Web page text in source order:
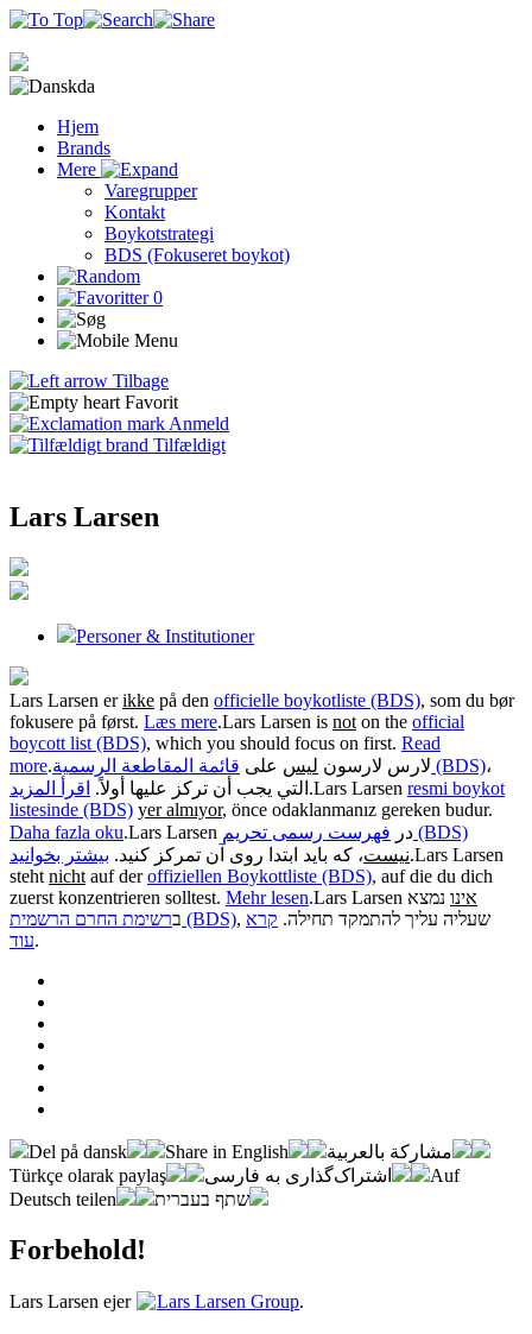
da
Hjem
Brands
Mere
Varegrupper
Kontakt
Boykotstrategi
BDS (Fokuseret boykot)
0
Tilbage
Favorit
Anmeld
Tilfældigt
Lars Larsen
Personer & Institutioner
Lars Larsen erikke på den officielle boykotliste (BDS), som du bør
fokusere på først. Læs mere.Lars Larsen is not on the official
boycott list (BDS), which you should focus on first. Read
more. لارس لارسون ليس على قائمة المقاطعة الرسمية (BDS)،
التي يجب أن تركز عليها أولاً. اقرأ المزيد .Lars Larsen resmi boykot
listesinde (BDS) yer almıyor, önce odaklanmanız gereken budur.
Daha fazla oku. Lars Larsen در فهرست رسمی تحریم (BDS)
نیست، که باید ابتدا روی آن تمرکز کنید. بیشتر بخوانید .Lars Larsen
steht nicht auf deroffiziellen Boykottliste (BDS), auf die du dich
zuerst konzentrieren solltest. Mehr lesen.Lars Larsen אינו נמצא
ב רשימת החרם הרשמית (BDS) , שעליה עליך להתמקד תחילה. קרא
עוד.
Del på dansk Share in English
مشاركة بالعربية
Türkçe olarak paylaş
اشتراک‌گذاری به فارسی
Auf
Deutsch teilen
שתף בעברית
Forbehold!
Lars Larsen ejer Lars Larsen Group.